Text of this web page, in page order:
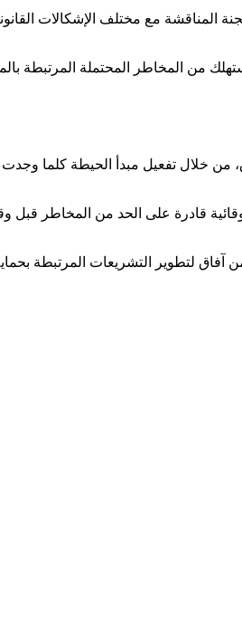
مع مختلف الإشكالات
من المخاطر المحتملة المرتبطة
من خلال تفعيل مبدأ الحيطة كلما
قادرة على الحد من المخاطر قبل
لتطوير التشريعات المرتبطة